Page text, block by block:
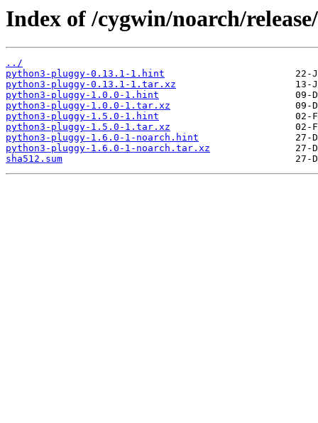
Index of /cygwin/noarch/
../
python3-pluggy-0.13.1-1.hint
python3-pluggy-0.13.1-1.tar.xz
python3-pluggy-1.0.0-1.hint
python3-pluggy-1.0.0-1.tar.xz
python3-pluggy-1.5.0-1.hint
python3-pluggy-1.5.0-1.tar.xz
python3-pluggy-1.6.0-1-noarch.hint
python3-pluggy-1.6.0-1-noarch.tar.xz
sha512.sum